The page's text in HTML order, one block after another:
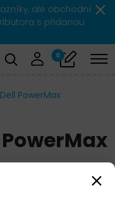
ale obchodní
s přidanou
0
Dell PowerMax